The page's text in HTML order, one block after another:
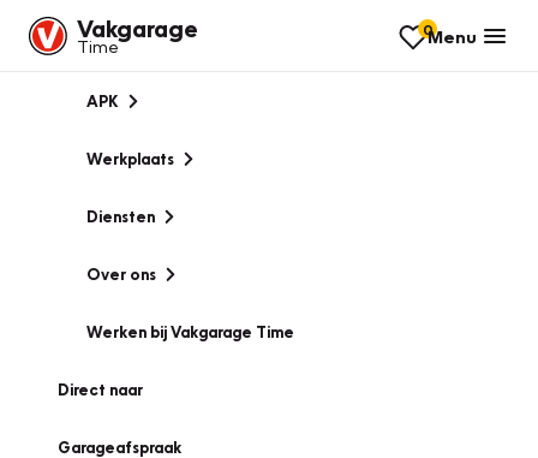
Vakgarage
Time
0Menu
APK
Werkplaats
Diensten
Over ons
Werken bij Vakgarage Time
Direct naar
Garageafspraak